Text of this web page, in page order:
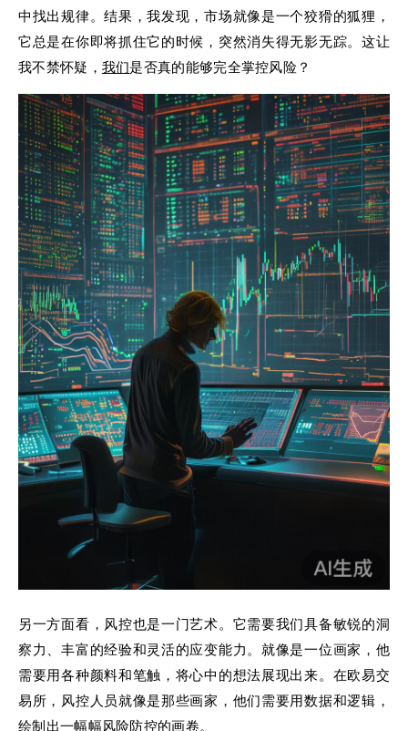
中找出规律。结果，我发现，市场就像是一个狡猾的狐狸，
它总是在你即将抓住它的时候，突然消失得无影无踪。这让
我不禁怀疑， 我们是否真的能够完全掌控风险？
另一方面看，风控也是一门艺术。它需要我们具备敏锐的洞
察力、丰富的经验和灵活的应变能力。就像是一位画家，他
需要用各种颜料和笔触，将心中的想法展现出来。在欧易交
易所，风控人员就像是那些画家，他们需要用数据和逻辑，
绘制出一幅幅风险防控的画卷。